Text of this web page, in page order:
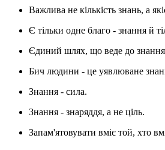
Важлива не кількість знань, а
Є тільки одне благо - знання й
Єдиний шлях, що веде до знання,
Бич людини - це уявлюване
Знання - сила.
Знання - знаряддя, а не ціль.
Запам'ятовувати вміє той, хто